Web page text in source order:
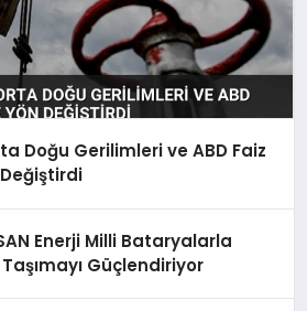
Doğu Gerilimleri ve ABD Faiz
Enerji Milli Bataryalarla
Güçlendiriyor